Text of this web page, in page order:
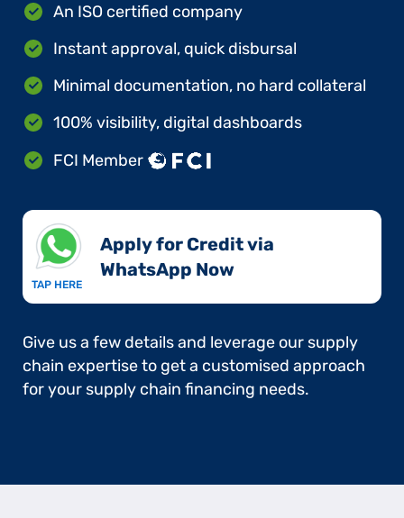
An ISO certified company
Instant approval, quick disbursal
Minimal documentation, no hard collateral
100% visibility, digital dashboards
FCI Member
TAP HERE
Apply for Credit via
WhatsApp Now​
Give us a few details and leverage our supply
chain expertise to get a customised approach
for your supply chain financing needs.